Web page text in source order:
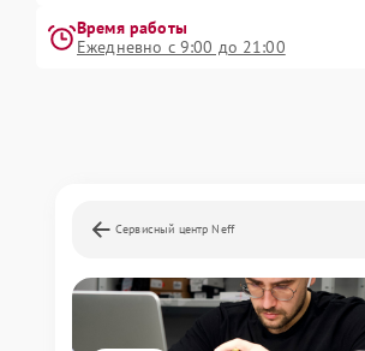
Время работы
Ежедневно с 9:00 до 21:00
Сервисный центр Neff